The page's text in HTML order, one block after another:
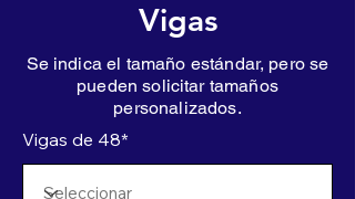
Vigas
Se indica el tamaño estándar, pero se
pueden solicitar tamaños
personalizados.
Vigas de 48*